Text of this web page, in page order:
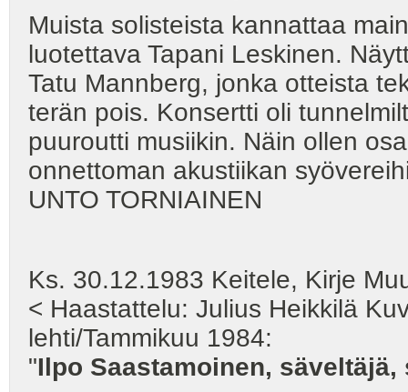
Muista solisteista kannattaa
luotettava Tapani Leskinen.
Tatu Mannberg, jonka otteista
terän pois. Konsertti oli
puuroutti musiikin. Näin ollen
onnettoman akustiikan
UNTO TORNIAINEN
Ks. 30.12.1983 Keitele, Kirje
< Haastattelu: Julius Heikkilä
lehti/Tammikuu 1984:
"Ilpo Saastamoinen,